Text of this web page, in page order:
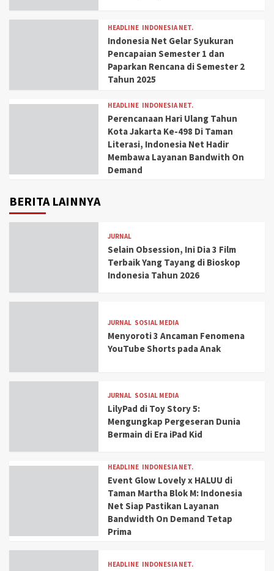
HEADLINE INDONESIA NET.
Indonesia Net Gelar Syukuran
Pencapaian Semester 1 dan
Paparkan Rencana di Semester 2
Tahun 2025
HEADLINE INDONESIA NET.
Perencanaan Hari Ulang Tahun
Kota Jakarta Ke-498 Di Taman
Literasi, Indonesia Net Hadir
Membawa Layanan Bandwith On
Demand
BERITA LAINNYA
JURNAL
Selain Obsession, Ini Dia 3 Film
Terbaik Yang Tayang di Bioskop
Indonesia Tahun 2026
JURNAL SOSIAL MEDIA
Menyoroti 3 Ancaman Fenomena
YouTube Shorts pada Anak
JURNAL SOSIAL MEDIA
LilyPad di Toy Story 5:
Mengungkap Pergeseran Dunia
Bermain di Era iPad Kid
HEADLINE INDONESIA NET.
Event Glow Lovely x HALUU di
Taman Martha Blok M: Indonesia
Net Siap Pastikan Layanan
Bandwidth On Demand Tetap
Prima
HEADLINE INDONESIA NET.